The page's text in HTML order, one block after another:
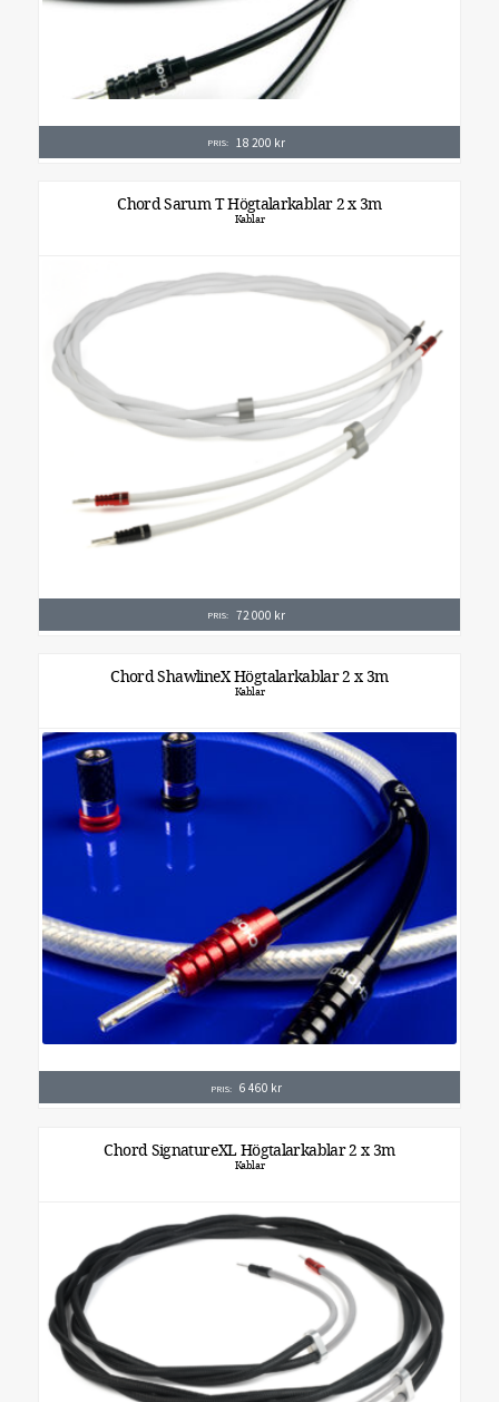
PRIS: 18 200 kr
Chord Sarum T Högtalarkablar 2 x 3m
Kablar
PRIS: 72 000 kr
Chord ShawlineX Högtalarkablar 2 x 3m
Kablar
PRIS: 6 460 kr
Chord SignatureXL Högtalarkablar 2 x 3m
Kablar